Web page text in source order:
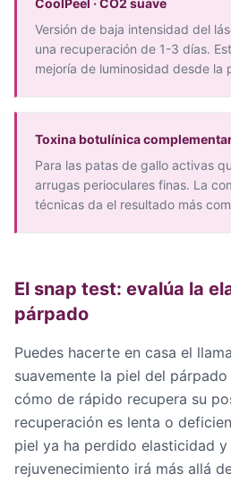
CoolPeel · CO2 suave
Versión de baja intensidad del
una recuperación de 1-3 días.
mejoría de luminosidad desde la
Toxina botulínica
Para las patas de gallo activas
arrugas perioculares finas. La
técnicas da el resultado más
El snap test: evalúa la
párpado
Puedes hacerte en casa el
suavemente la piel del
cómo de rápido recupera su
recuperación es lenta o
piel ya ha perdido elasticidad
rejuvenecimiento irá más allá